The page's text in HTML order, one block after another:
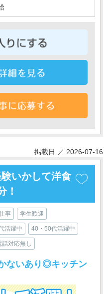
掲載日 ／ 2026-07-16
いかして洋食
！
事 学生歓迎
活躍中 40・50代活躍中
話対応無し
ないあり◎キッチン